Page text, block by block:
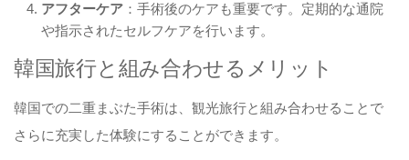
アフターケア ：手術後のケアも重要です。定期的な通院
や指示されたセルフケアを行います。
韓国旅行と組み合わせるメリット
韓国での二重まぶた手術は、観光旅行と組み合わせることで
さらに充実した体験にすることができます。